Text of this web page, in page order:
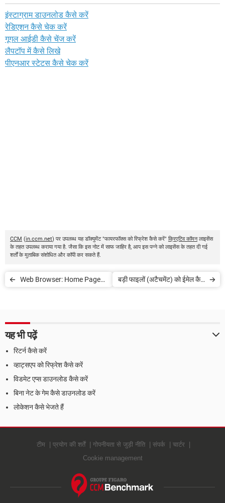
इंस्टाग्राम डाउनलोड कैसे करें
रेडिएशन कैसे चेक करें
गूगल आईडी कैसे चेंज करें
लैपटॉप में कैसे लिखे
पीएनआर स्टेटस कैसे चेक करें
CCM (in.ccm.net) पर उपलब्ध यह डॉक्युमेंट "फायरफॉक्स को रिफ्रेश कैसे करें" क्रिएटिव कॉमनलाइसेंस
के तहत उपलब्ध कराया गया है. जैसा कि इस नोट में साफ जाहिर है, आप इस पन्ने को लाइसेंस के तहत दी गई
शर्तों के मुताबिक संशोधित और कॉपी कर सकते हैं.
Web Browser: Home Page
बड़ी फाइलों (अटैचमेंट) को ईमेल कैसे
यह भी पढ़ें
रिटर्न कैसे करें
व्हाट्सएप को रिफ्रेश कैसे करें
विडमेट एप्स डाउनलोड कैसे करें
बिना नेट के गेम कैसे डाउनलोड करें
लोकेशन कैसे भेजते हैं
टीम प्रयोग की शर्तें गोपनीयता से जुड़ी नीति संपर्क
चार्टर
Cookie management